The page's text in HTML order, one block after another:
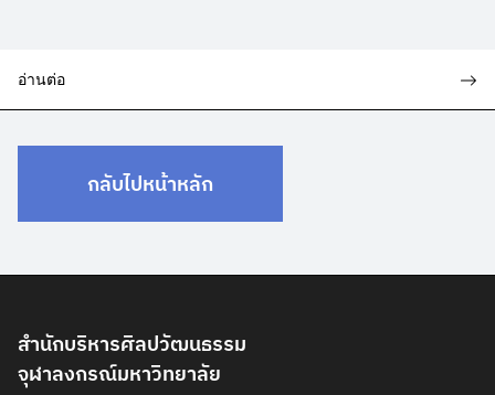
อ่านต่อ
กลับไปหน้าหลัก
สำนักบริหารศิลปวัฒนธรรม
จุฬาลงกรณ์มหาวิทยาลัย